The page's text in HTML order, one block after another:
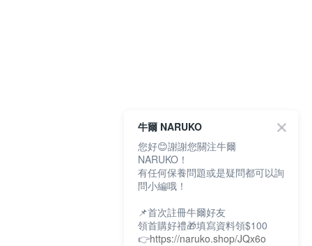
牛爾 NARUKO
您好😊謝謝您關注牛爾
NARUKO！
有任何保養問題或是疑問都可以詢
問小編哦！
📌首次註冊牛爾好友
領首購好禮🎁填寫資料領$100
👉https://naruko.shop/JQx6o